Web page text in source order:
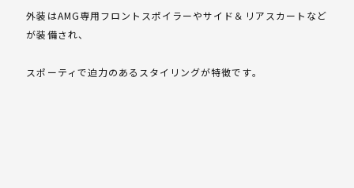
外装はAMG専用フロントスポイラーやサイド＆リアスカートなど
が装備され、
スポーティで迫力のあるスタイリングが特徴です。